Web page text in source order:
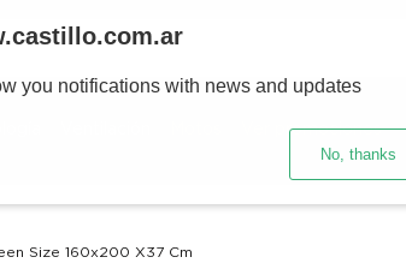
Ver promociones
Size 160x200 X37 Cm
you notifications with news and updates
No, thanks